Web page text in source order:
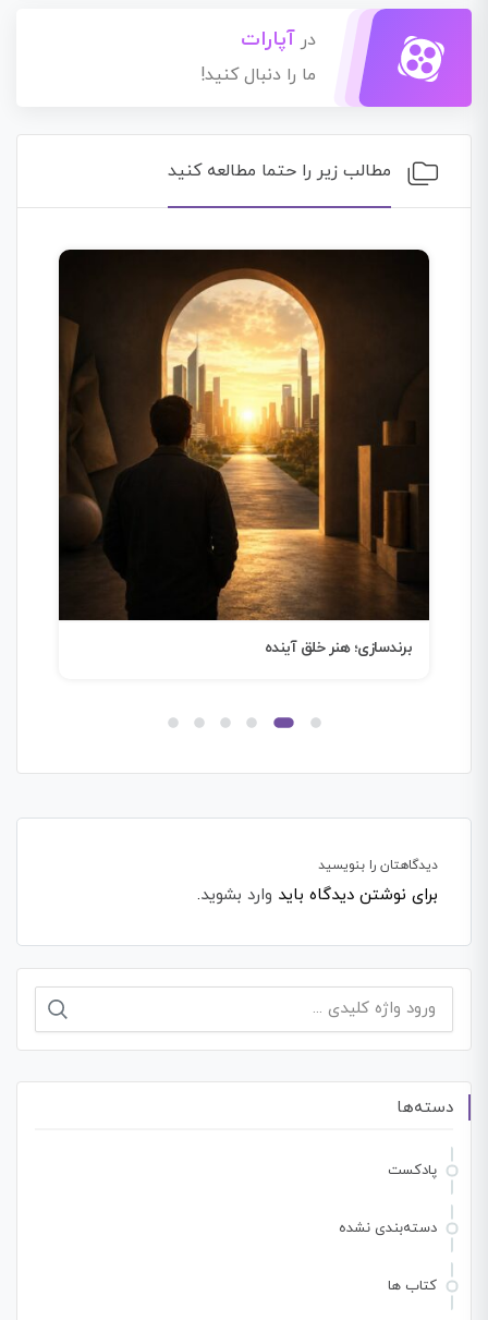
در آپارات
ما را دنبال کنید!
مطالب زیر را حتما مطالعه کنید
برندسازی؛ هنر خلق آینده
دیدگاهتان را بنویسید
برای نوشتن دیدگاه باید وارد بشوید.
دسته‌ها
پادکست
دسته‌بندی نشده
کتاب ها